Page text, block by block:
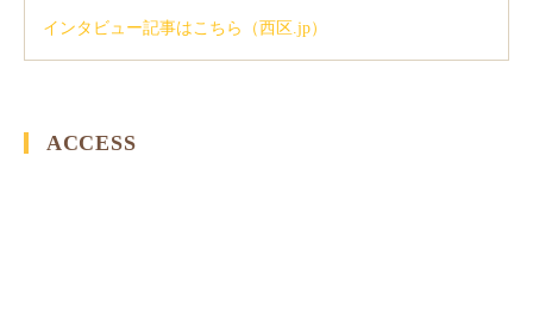
インタビュー記事はこちら（西区.jp）
ACCESS